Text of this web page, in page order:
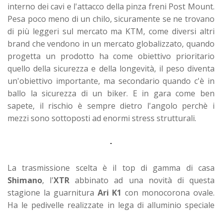
interno dei cavi e l'attacco della pinza freni Post Mount.
Pesa poco meno di un chilo, sicuramente se ne trovano
di più leggeri sul mercato ma KTM, come diversi altri
brand che vendono in un mercato globalizzato, quando
progetta un prodotto ha come obiettivo prioritario
quello della sicurezza e della longevità, il peso diventa
un'obiettivo importante, ma secondario quando c'è in
ballo la sicurezza di un biker. E in gara come ben
sapete, il rischio è sempre dietro l'angolo perchè i
mezzi sono sottoposti ad enormi stress strutturali.
La trasmissione scelta è il top di gamma di casa
Shimano, l'XTR abbinato ad una novità di questa
stagione la guarnitura Ari K1con monocorona ovale.
Ha le pedivelle realizzate in lega di alluminio speciale